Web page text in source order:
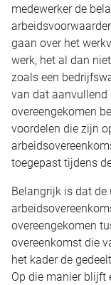
medewerker de
gaan over het
werk, het al dan
zoals een
van dat aanvullend
overeengekomen
voordelen die zijn
toegepast tijdens
Belangrijk is dat
overeengekomen
overeenkomst die
het kader de
Op die manier blijft